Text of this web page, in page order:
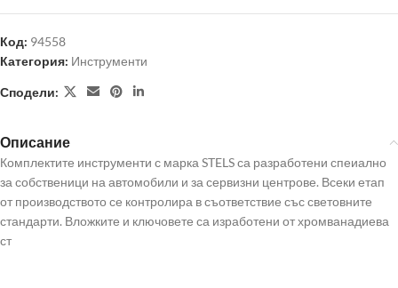
Код: 94558
Категория: Инструменти
Сподели:
Описание
Комплектите инструменти с марка STELS са разработени спеиално
за собственици на автомобили и за сервизни центрове. Всеки етап
от производството се контролира в съответствие със световните
стандарти. Вложките и ключовете са изработени от хромванадиева
ст